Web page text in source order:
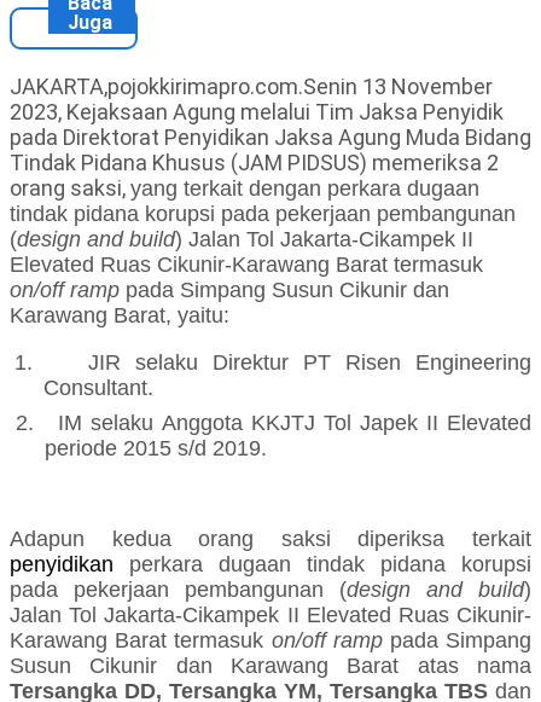
Juga
JAKARTA,pojokkirimapro.com.Senin 13 November
2023, Kejaksaan Agung melalui Tim Jaksa Penyidik
pada Direktorat Penyidikan Jaksa Agung Muda Bidang
Tindak Pidana Khusus (JAM PIDSUS) memeriksa 2
orang saksi, yang terkait dengan perkara dugaan
tindak pidana korupsi pada pekerjaan pembangunan
(design and build) Jalan Tol Jakarta-Cikampek II
Elevated Ruas Cikunir-Karawang Barat termasuk
on/off ramp pada Simpang Susun Cikunir dan
Karawang Barat, yaitu:
1.
JIR selaku Direktur PT Risen Engineering
Consultant.
2.
IM selaku Anggota KKJTJ Tol Japek II Elevated
periode 2015 s/d 2019.
Adapun kedua orang saksi diperiksa terkait
penyidikan perkara dugaan tindak pidana korupsi
pada pekerjaan pembangunan (design and build)
Jalan Tol Jakarta-Cikampek II Elevated Ruas Cikunir-
Karawang Barat termasuk on/off ramppada Simpang
Susun Cikunir dan Karawang Barat atas nama
Tersangka DD, Tersangka YM, Tersangka TBS dan